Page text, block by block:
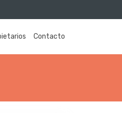
Contacto